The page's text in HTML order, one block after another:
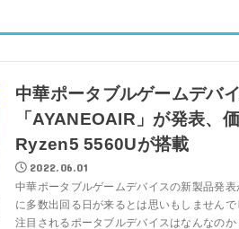
中華ポータブルゲームデバ
「AYANEOAIR」が発表、
Ryzen5 5560Uが搭載
2022.06.01
中華ポータブルゲームデバイスの新製品発表
に多数出回る日が来るとは思いもしません
注目されるポータブルデバイスはなんなの